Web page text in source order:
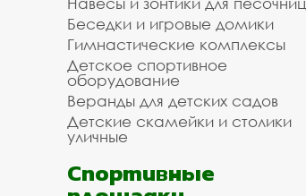
Беседки и игровые домики
Гимнастические комплексы
Детское спортивное
оборудование
Веранды для детских садов
Детские скамейки и столики
уличные
Спортивные